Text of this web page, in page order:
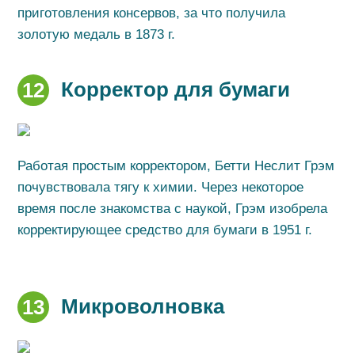
приготовления консервов, за что получила
золотую медаль в 1873 г.
12 Корректор для бумаги
Работая простым корректором, Бетти Неслит Грэм
почувствовала тягу к химии. Через некоторое
время после знакомства с наукой, Грэм изобрела
корректирующее средство для бумаги в 1951 г.
13 Микроволновка